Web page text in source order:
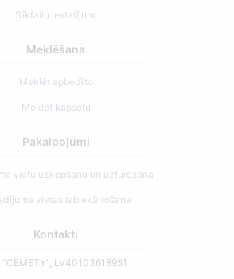
Sīkfailu iestatījumi
Meklēšana
Meklēt apbedīto
Meklēt kapsētu
Pakalpojumi
vietu uzkopšana un uzturēšana
vietas labiekārtošana
Kontakti
"CEMETY", LV40103618951